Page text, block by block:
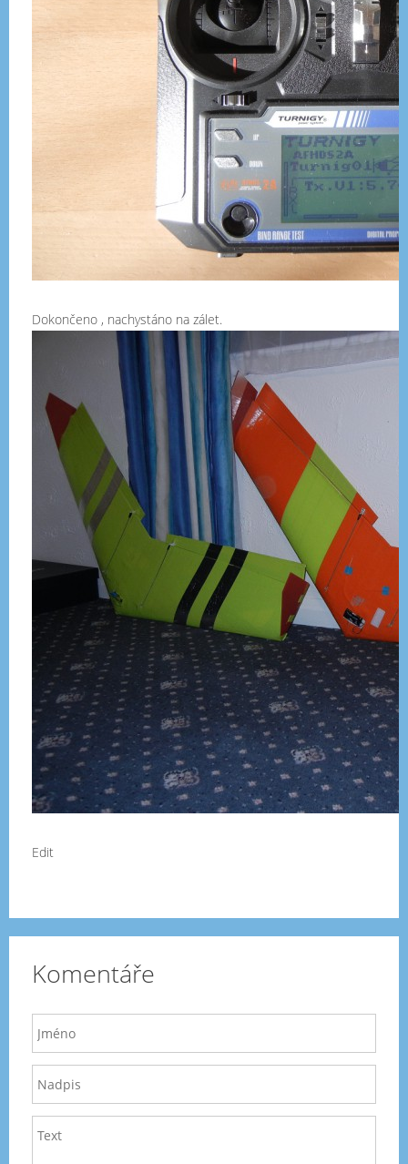
Dokončeno , nachystáno na zálet.
Edit
Komentáře